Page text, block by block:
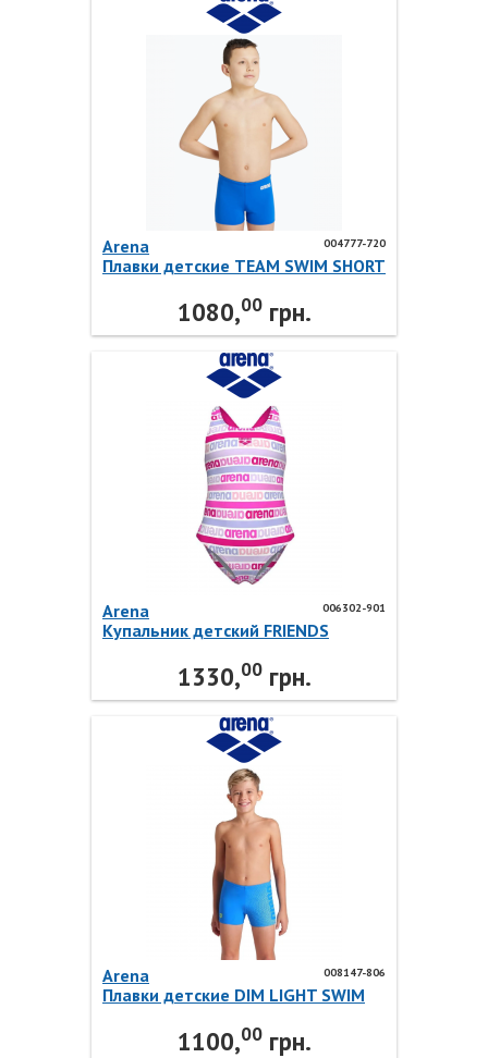
004777-720
Arena
Плавки детские TEAM SWIM SHORT
1080,00грн.
006302-901
Arena
Купальник детский FRIENDS
901 Arena1330,00грн.
008147-806
Arena
Плавки детские DIM LIGHT SWIM
1100,00грн.